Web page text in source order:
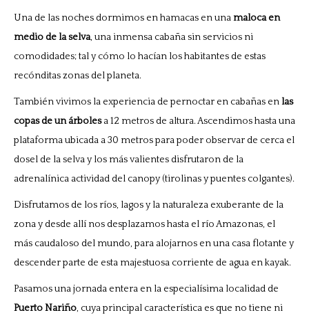
Una de las noches dormimos en hamacas en unamaloca en
medio de la selva, una inmensa cabaña sin servicios ni
comodidades; tal y cómo lo hacían los habitantes de estas
recónditas zonas del planeta.
También vivimos la experiencia de pernoctar en cabañas enlas
copas de un árbolesa 12 metros de altura. Ascendimos hasta una
plataforma ubicada a 30 metros para poder observar de cerca el
dosel de la selva y los más valientes disfrutaron de la
adrenalínica actividad del canopy (tirolinas y puentes colgantes).
Disfrutamos de los ríos, lagos y la naturaleza exuberante de la
zona y desde allí nos desplazamos hasta el río Amazonas, el
más caudaloso del mundo, para alojarnos en una casa flotante y
descender parte de esta majestuosa corriente de agua en kayak.
Pasamos una jornada entera en la especialísima localidad de
Puerto Nariño, cuya principal característica es que no tiene ni